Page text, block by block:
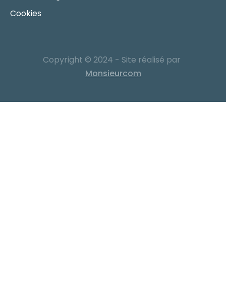
Cookies
Copyright © 2024 - Site réalisé par
Monsieurcom